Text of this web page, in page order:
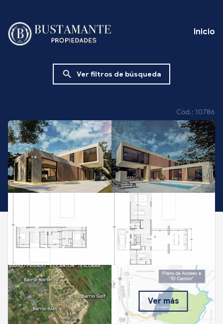
Inicio
search Ver filtros de búsqueda
Cód.: 10786
Ver más